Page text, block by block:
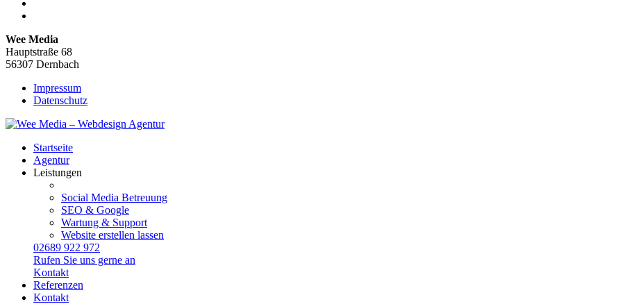
Wee Media
Hauptstraße 68
56307 Dernbach
Impressum
Datenschutz
Startseite
Agentur
Leistungen
Social Media Betreuung
SEO & Google
Wartung & Support
Website erstellen lassen
02689 922 972
Rufen Sie uns gerne an
Kontakt
Referenzen
Kontakt